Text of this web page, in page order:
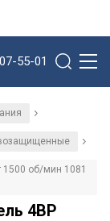
55-01
/
/
об/мин 1081
4ВР